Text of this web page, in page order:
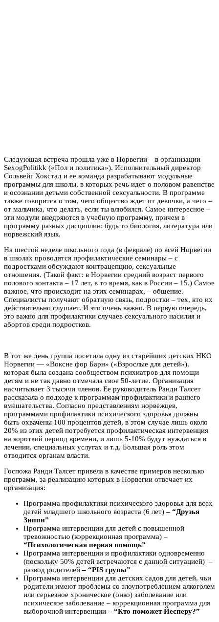
Следующая встреча прошла уже в Норвегии – в организации
SexogPolitikk («Пол и политика»). Исполнительный директор
Сольвейг Хокстад и ее команда разрабатывают модульные
программы для школы, в которых речь идет о половом равенстве
и осознании детьми собственной сексуальности. В программе
также говорится о том, чего общество ждет от девочки, а чего –
от мальчика, что делать, если ты влюбился. Самое интересное –
эти модули внедряются в учебную программу, причем в
программу разных дисциплин: будь то биология, литература или
норвежский язык.
На шестой неделе школьного года (в феврале) по всей Норвегии
в школах проводятся профилактические семинары – с
подростками обсуждают контрацепцию, сексуальные
отношения. (Такой факт: в Норвегии средний возраст первого
полового контакта – 17 лет, в то время, как в России – 15.) Самое
важное, что происходит на этих семинарах, – общение.
Специалисты получают обратную связь, подростки – тех, кто их
действительно слушает. И это очень важно. В первую очередь,
это важно для профилактики случаев сексуального насилия и
абортов среди подростков.
В тот же день группа посетила одну из старейших детских НКО
Норвегии — «Воксне фор Барн» («Взрослые для детей»),
которая была создана сообществом психиатров для помощи
детям и не так давно отмечала свое 50-летие. Организация
насчитывает 3 тысячи членов. Ее руководитель Ранди Талсет
рассказала о подходе к программам профилактики и раннего
вмешательства. Согласно представлениям норвежцев,
программами профилактики психического здоровья должны
быть охвачены 100 процентов детей, в этом случае лишь около
20% из этих детей потребуется профилактическая интервенция
на короткий период времени, и лишь 5-10% будут нуждаться в
лечении, специальных услугах и т.д. Большая роль этом
отводится органам власти.
Госпожа Ранди Талсет привела в качестве примеров несколько
программ, за реализацию которых в Норвегии отвечает их
организация:
Программа профилактики психического здоровья для всех
детей младшего школьного возраста (6 лет)– “Друзья
Зиппи”
Программа интервенции для детей с повышенной
тревожностью (коррекционная программа) –
“Психологическая первая помощь”
Программа интервенции и профилактики одновременно
(поскольку 50% детей встречаются с данной ситуацией) –
развод родителей– “PIS групы”
Программа интервенции для детских садов для детей, чьи
родители имеют проблемы со злоупотреблением алкоголем
или серьезное хроническое (онко) заболевание или
психическое заболевание – коррекционная программа для
выборочной интервенции– “Кто поможет Йесперу?”